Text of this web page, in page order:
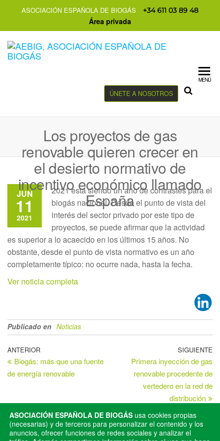
ASOCIACIÓN ESPAÑOLA DE BIOGÁS +34 611 03 89 48
Área privada
ÚNETE A NOSOTROS
MENÚ
Los proyectos de gas
renovable quieren crecer en
el desierto normativo de
incentivo económico llamado
España
JUN
11
2021
2021 está siendo un año de contrastes para el
biogás nacional. Desde el punto de vista del
interés del sector privado por este tipo de
proyectos, se puede afirmar que la actividad
es superior a lo acaecido en los últimos 15 años. No
obstante, desde el punto de vista normativo es un año
completamente típico: no ocurre nada, hasta la fecha.
Ver noticia completa
Publicado en Noticias
ANTERIOR
Biogás: más que una fuente
de energía renovable
SIGUIENTE
Primera inyección de gas
renovable procedente de
vertedero en la red de
distribución
ASOCIACIÓN ESPAÑOLA DE BIOGÁS usa cookies propias
(necesarias) y de terceros para personalizar el contenido y los
anuncios, ofrecer funciones de redes sociales y analizar el